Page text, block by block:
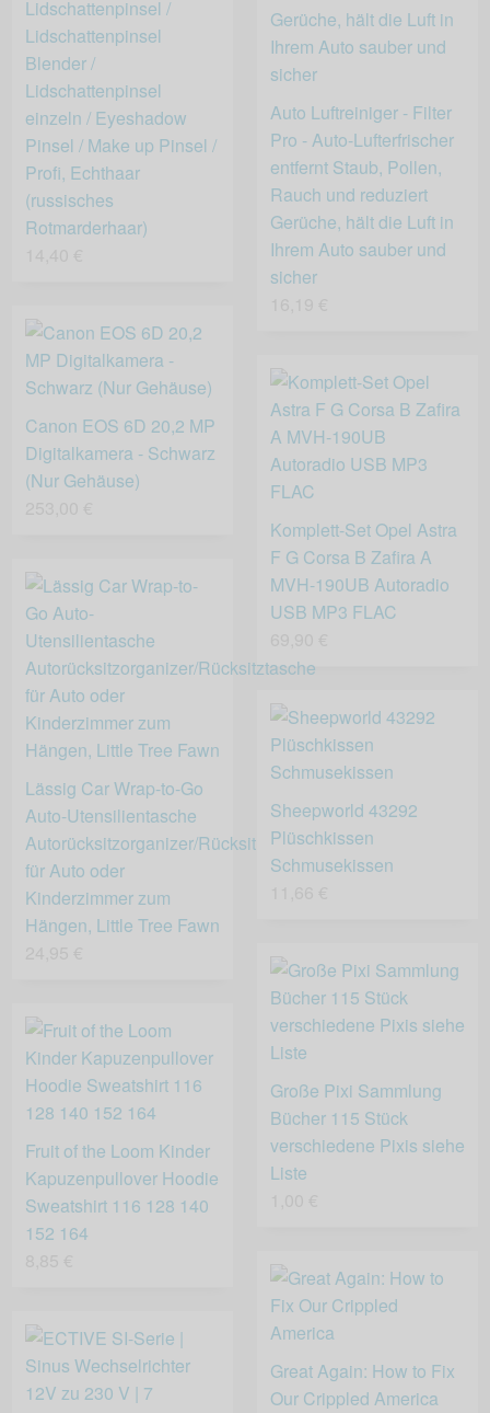
Lidschattenpinsel /
Lidschattenpinsel
Blender /
Lidschattenpinsel
einzeln / Eyeshadow
Pinsel / Make up Pinsel /
Profi, Echthaar
(russisches
Rotmarderhaar)
Auto Luftreiniger - Filter
Pro - Auto-Lufterfrischer
entfernt Staub, Pollen,
Rauch und reduziert
Gerüche, hält die Luft in
Ihrem Auto sauber und
sicher
Canon EOS 6D 20,2 MP
Digitalkamera - Schwarz
(Nur Gehäuse)
Komplett-Set Opel Astra
F G Corsa B Zafira A
MVH-190UB Autoradio
USB MP3 FLAC
Lässig Car Wrap-to-Go
Auto-Utensilientasche
Autorücksitzorganizer/Rücksitztasche
für Auto oder
Kinderzimmer zum
Hängen, Little Tree Fawn
Sheepworld 43292
Plüschkissen
Schmusekissen
Große Pixi Sammlung
Bücher 115 Stück
verschiedene Pixis siehe
Liste
Fruit of the Loom Kinder
Kapuzenpullover Hoodie
Sweatshirt 116 128 140
152 164
Great Again: How to Fix
Our Crippled America